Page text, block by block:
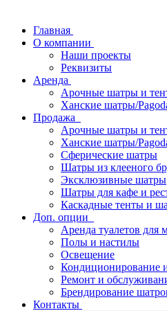
Главная
О компании
Наши проекты
Реквизиты
Аренда
Арочные шатры и
Ханские шатры/
Продажа
Арочные шатры и
Ханские шатры/
Сферические шатры
Шатры из клееного
Эксклюзивные шатры
Шатры для кафе и
Каскадные тенты и
Доп. опции
Аренда туалетов для
Полы и настилы
Освещение
Кондиционирование
Ремонт и
Брендирование
Контакты